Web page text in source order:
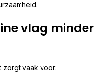
vlag minder
zorgt vaak voor: